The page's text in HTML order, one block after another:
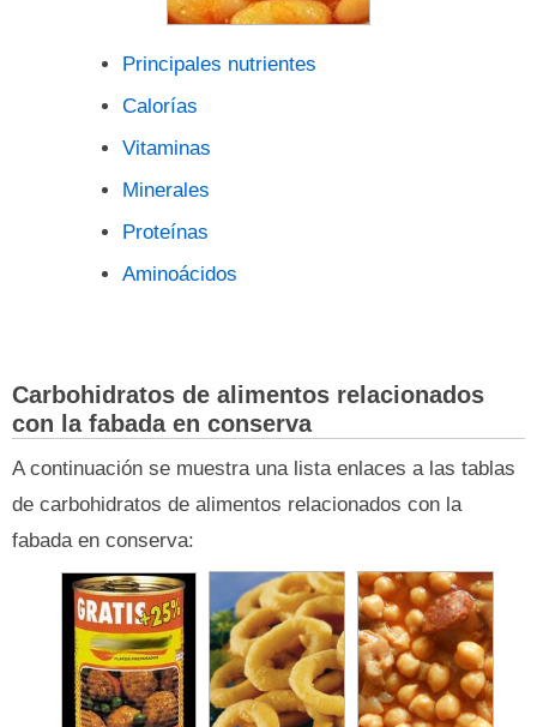
Principales nutrientes
Calorías
Vitaminas
Minerales
Proteínas
Aminoácidos
Carbohidratos de alimentos relacionados
con la fabada en conserva
A continuación se muestra una lista enlaces a las tablas
de carbohidratos de alimentos relacionados con la
fabada en conserva: